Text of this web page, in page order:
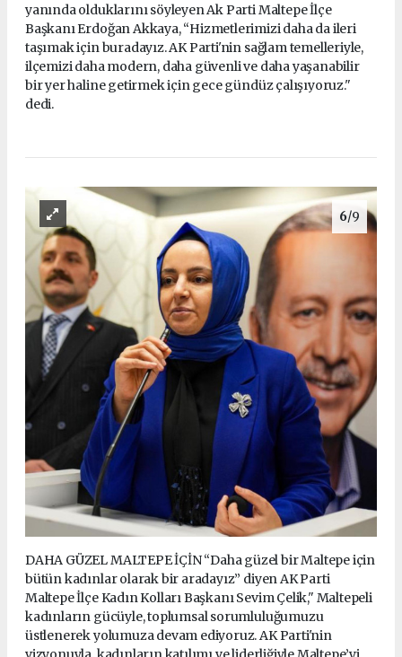
yanında olduklarını söyleyen Ak Parti Maltepe İlçe
Başkanı Erdoğan Akkaya, “Hizmetlerimizi daha da ileri
taşımak için buradayız. AK Parti'nin sağlam temelleriyle,
ilçemizi daha modern, daha güvenli ve daha yaşanabilir
bir yer haline getirmek için gece gündüz çalışıyoruz."
dedi.
6/9
DAHA GÜZEL MALTEPE İÇİN “Daha güzel bir Maltepe için
bütün kadınlar olarak bir aradayız” diyen AK Parti
Maltepe İlçe Kadın Kolları Başkanı Sevim Çelik," Maltepeli
kadınların gücüyle, toplumsal sorumluluğumuzu
üstlenerek yolumuza devam ediyoruz. AK Parti'nin